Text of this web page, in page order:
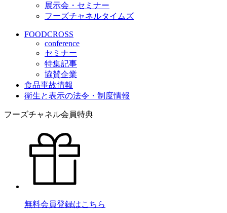
展示会・セミナー
フーズチャネルタイムズ
FOODCROSS
conference
セミナー
特集記事
協賛企業
食品事故情報
衛生と表示の法令・制度情報
フーズチャネル会員特典
無料会員登録はこちら